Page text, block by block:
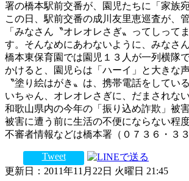
署の橋本駅前交番が、園児たちに「家族
この日、駅前交番の成川友里恵巡査が、
「みなさん〝オレオレさぎ〟ってしっ
す。そんなめにあわないように、みなさ
橋本東保育園では園児１３人が一列横隊
かけると、園児らは「ハーイ」と大きな
〝塗り絵はがき〟は、携帯電話をして
いちゃん、オレオレさぎに、だまされな
和歌山県内の今年の「振り込め詐欺」被
被害に遭う前に生活の不便にならない程
不審者情報などは橋本署（０７３６・３
Tweet
更新日：2011年11月22日 火曜日 21:45